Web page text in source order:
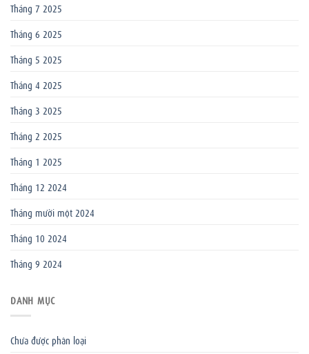
Tháng 7 2025
Tháng 6 2025
Tháng 5 2025
Tháng 4 2025
Tháng 3 2025
Tháng 2 2025
Tháng 1 2025
Tháng 12 2024
Tháng mười một 2024
Tháng 10 2024
Tháng 9 2024
DANH MỤC
Chưa được phân loại